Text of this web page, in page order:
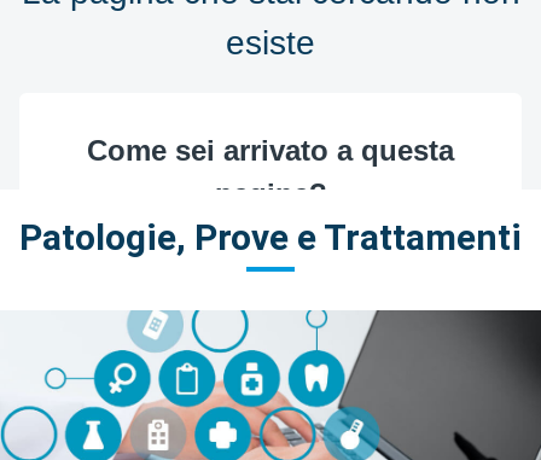
Patologie, Prove e Trattamenti